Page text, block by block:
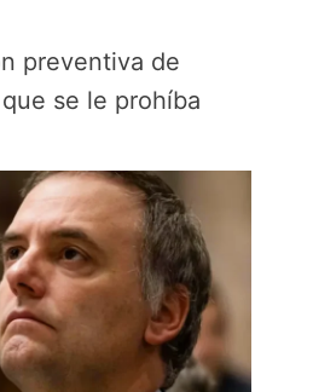
preventiva de
se le prohíba